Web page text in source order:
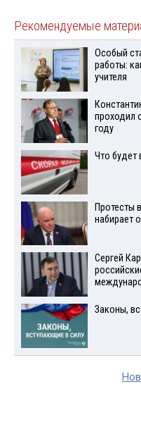
Рекомендуемые
Особый
работы:
учителя
проходил
году
Что будет
Протесты
набирает
Сергей
Законы,